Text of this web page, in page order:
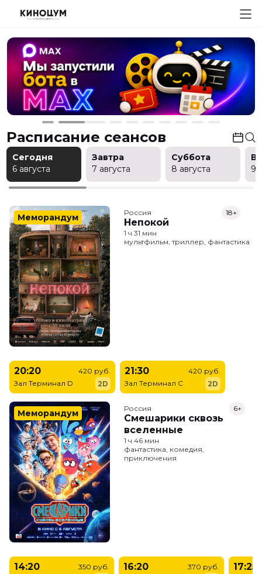
Расписание сеансов
Сегодня
6 августа
Завтра
7 августа
Суббота
8 августа
9
Меморандум Россия
Непокой
18+
1 ч 31 мин
мультфильм, триллер, фантастика
20:20
Зал Терминал D
420 руб.
2D
21:30
Зал Терминал C
420 руб.
2D
Меморандум Россия
Смешарики сквозь
вселенные
6+
1 ч 46 мин
фантастика, комедия,
приключения
14:20
350 руб.
16:20
370 руб.
17:25